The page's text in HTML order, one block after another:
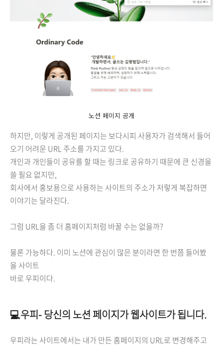
노션 페이지 공개
하지만, 이렇게 공개된 페이지는 보다시피 사용자가 검색해서 들어
오기 어려운 URL 주소를 가지고 있다.
개인과 개인들이 공유를 할 때는 링크로 공유하기 때문에 큰 신경을
쓸 필요 없지만,
회사에서 홍보용으로 사용하는 사이트의 주소가 저렇게 복잡하면
이야기는 달라진다.
그럼 URL을 좀 더 홈페이지처럼 바꿀 수는 없을까?
물론 가능하다. 이미 노션에 관심이 많은 분이라면 한 번쯤 들어봤
을 사이트
바로 우피이다.
💻우피- 당신의 노션 페이지가 웹사이트가 됩니다.
우피라는 사이트에서는 내가 만든 홈페이지의 URL로 변경해주고